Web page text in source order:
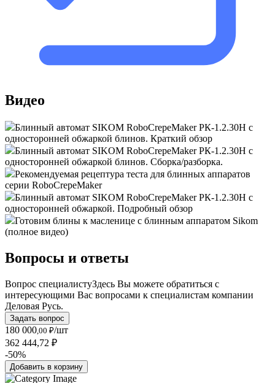
Видео
Блинный автомат SIKOM RoboCrepeMaker РК-1.2.30Н с
односторонней обжаркой блинов. Краткий обзор
Блинный автомат SIKOM RoboCrepeMaker РК-1.2.30H с
односторонней обжаркой блинов. Сборка/разборка.
Рекомендуемая рецептура теста для блинных аппаратов
серии RoboCrepeMaker
Блинный автомат SIKOM RoboCrepeMaker РК-1.2.30H с
односторонней обжаркой. Подробный обзор
Готовим блины к масленице с блинным аппаратом Sikom
(полное видео)
Вопросы и ответы
Вопрос специалистуЗдесь Вы можете обратиться с
интересующими Вас вопросами к специалистам компании
Деловая Русь.
Задать вопрос
180 000 ,00 ₽/шт
362 444,72 ₽
-50%
Добавить в корзину